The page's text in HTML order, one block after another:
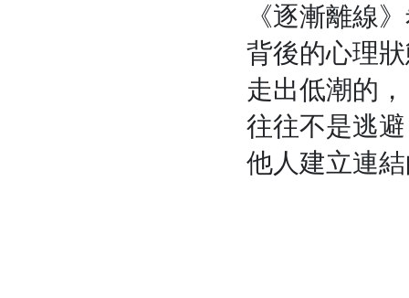
《逐漸離線
背後的心理
走出低潮的，
往往不是逃
他人建立連